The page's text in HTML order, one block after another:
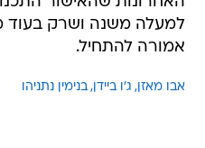
למעלה משנה ושרק בעוד
אמורה להתחיל.
אבו מאזן ג'ו ביידן בנימין נתניהו